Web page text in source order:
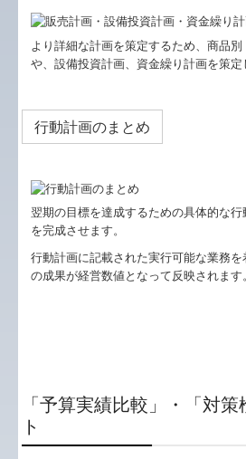
より詳細な計画を策定するため、商品
や、設備投資計画、資金繰り計画を策定
行動計画のまとめ
翌期の目標を達成するための具体的な
を完成させます。
行動計画に記載された実行可能な業務
の成果が経営数値となって反映されます
「予算実績比較」・「対
ト